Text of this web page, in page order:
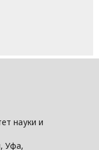
науки и
Уфа,